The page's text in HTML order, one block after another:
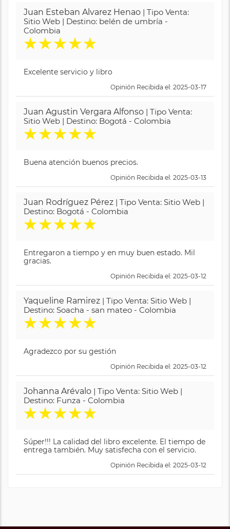
Juan Esteban Alvarez Henao | Tipo Venta:
Sitio Web | Destino: belén de umbría -
Colombia
★★★★★
Excelente servicio y libro
Opinión Recibida el: 2025-03-17
Juan Agustin Vergara Alfonso | Tipo Venta:
Sitio Web | Destino: Bogotá - Colombia
★★★★★
Buena atención buenos precios.
Opinión Recibida el: 2025-03-13
Juan Rodríguez Pérez | Tipo Venta: Sitio Web |
Destino: Bogotá - Colombia
★★★★★
Entregaron a tiempo y en muy buen estado. Mil
gracias.
Opinión Recibida el: 2025-03-12
Yaqueline Ramirez | Tipo Venta: Sitio Web |
Destino: Soacha - san mateo - Colombia
★★★★★
Agradezco por su gestión
Opinión Recibida el: 2025-03-12
Johanna Arévalo | Tipo Venta: Sitio Web |
Destino: Funza - Colombia
★★★★★
Súper!!! La calidad del libro excelente. El tiempo de
entrega también. Muy satisfecha con el servicio.
Opinión Recibida el: 2025-03-12